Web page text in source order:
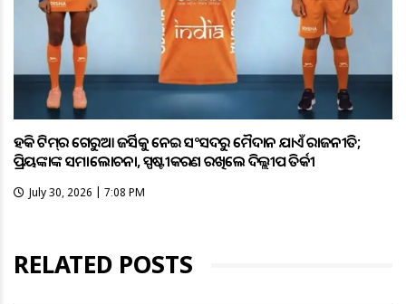
ହକି ଟିମ୍‌ର ଗେରୁଆ ଜର୍ସିକୁ ନେଇ ସଂସଦରୁ ମୈଦାନ ଯାଏଁ ରାଜନୀତି;
ପ୍ରିୟଙ୍କାଙ୍କ ସମାଲୋଚନା, ସ୍ପଷ୍ଟୀକରଣ ରଖିଲେ ଦିଲ୍ଲୀପ ତିର୍କୀ
July 30, 2026 | 7:08 PM
RELATED POSTS